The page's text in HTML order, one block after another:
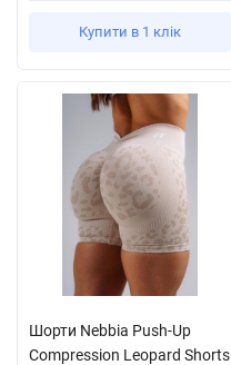
Купити в 1 клік
Шорти Nebbia Push-Up
Compression Leopard Shorts